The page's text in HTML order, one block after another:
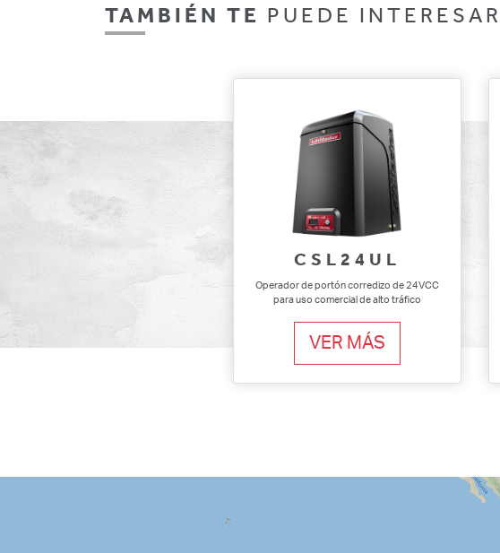
TAMBIÉN TE PUEDE INTERESAR
CSL24UL
Operador de portón corredizo de 24VCC
para uso comercial de alto tráfico
VER MÁS